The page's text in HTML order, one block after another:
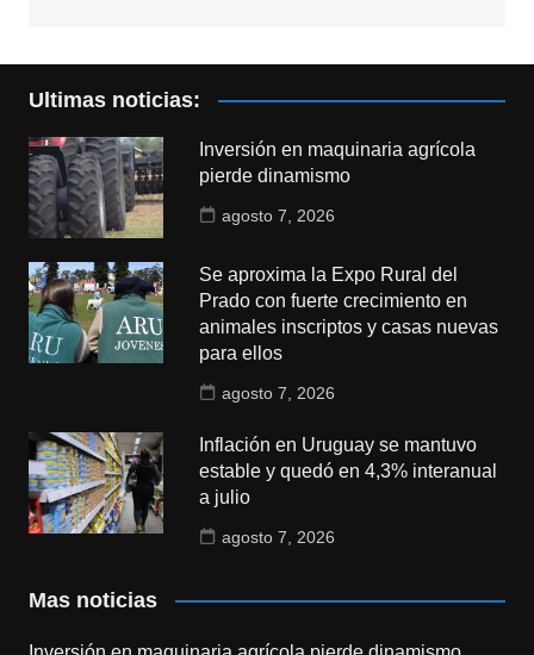
Ultimas noticias:
Inversión en maquinaria agrícola
pierde dinamismo
agosto 7, 2026
Se aproxima la Expo Rural del
Prado con fuerte crecimiento en
animales inscriptos y casas nuevas
para ellos
agosto 7, 2026
Inflación en Uruguay se mantuvo
estable y quedó en 4,3% interanual
a julio
agosto 7, 2026
Mas noticias